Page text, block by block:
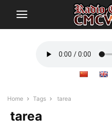
Home Tags tarea
tarea